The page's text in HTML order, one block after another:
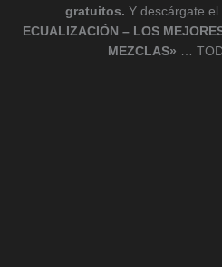
gratuitos. Y descárgate el
ECUALIZACIÓN – LOS
MEZCLAS» …